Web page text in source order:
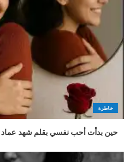
خاطرة
حين بدأت أحب نفسي بقلم شهد عماد